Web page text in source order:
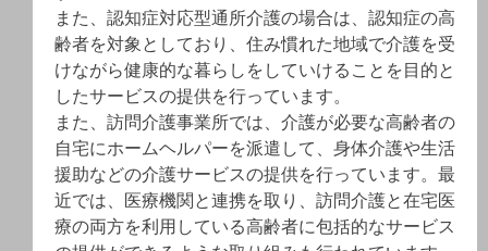
また、認知症対応型通所介護の場合は、認知症の高
齢者を対象としており、住み慣れた地域で介護を受
けながら健康的な暮らしをしていけることを目的と
したサービスの提供を行っています。
また、訪問介護事業所では、介護が必要な高齢者の
自宅にホームヘルパーを派遣して、身体介護や生活
援助などの介護サービスの提供を行っています。最
近では、医療機関と連携を取り、訪問介護と在宅医
療の両方を利用している高齢者に包括的なサービス